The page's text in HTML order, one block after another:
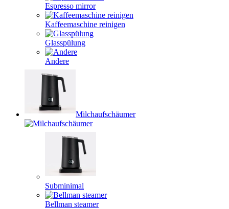
Espresso mirror
Kaffeemaschine reinigen
Glasspülung
Andere
Milchaufschäumer
Subminimal
Bellman steamer